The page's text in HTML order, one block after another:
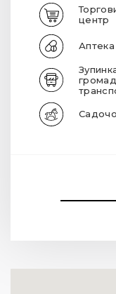
центр
Аптека